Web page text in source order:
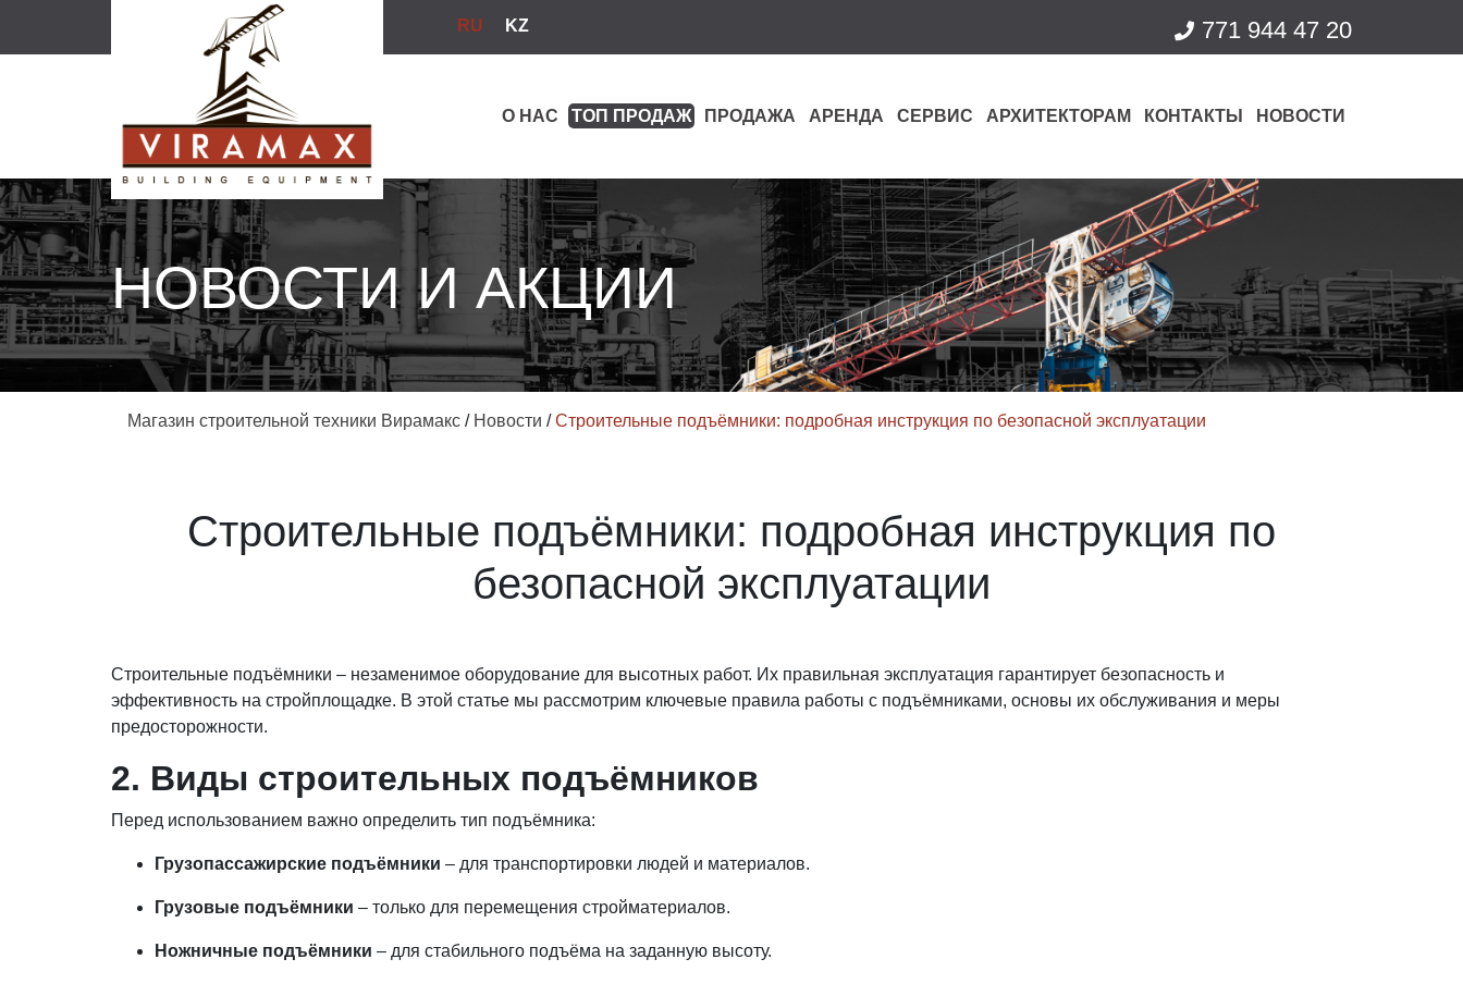
RU KZ 771 944 47 20
О НАС ТОП ПРОДАЖ ПРОДАЖА АРЕНДА СЕРВИС АРХИТЕКТОРАМ КОНТАКТЫ НОВОСТИ
НОВОСТИ И АКЦИИ
Магазин строительной техники Вирамакс / Новости /Строительные подъёмники: подробная инструкция по безопасной эксплуатации
Строительные подъёмники: подробная инструкция по
безопасной эксплуатации
Строительные подъёмники – незаменимое оборудование для высотных работ. Их правильная эксплуатация гарантирует безопасность и
эффективность на стройплощадке. В этой статье мы рассмотрим ключевые правила работы с подъёмниками, основы их обслуживания и меры
предосторожности.
2. Виды строительных подъёмников
Перед использованием важно определить тип подъёмника:
Грузопассажирские подъёмники – для транспортировки людей и материалов.
Грузовые подъёмники – только для перемещения стройматериалов.
Ножничные подъёмники – для стабильного подъёма на заданную высоту.